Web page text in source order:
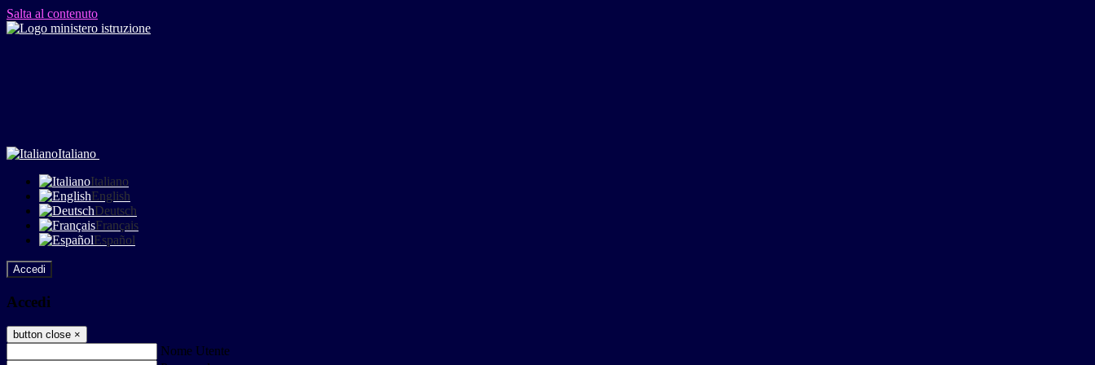
Salta al contenuto
Italiano
Italiano
English
Deutsch
Français
Español
Accedi
Accedi
button close ×
Nome Utente